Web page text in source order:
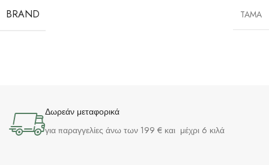
BRAND TAMA
Δωρεάν μεταφορικά
για παραγγελίες άνω των 199 € και μέχρι 6 κιλά